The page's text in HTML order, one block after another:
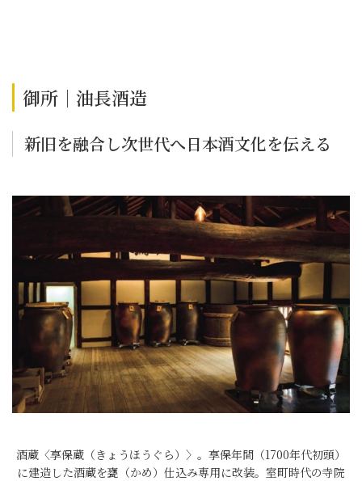
御所｜油長酒造
新旧を融合し次世代へ日本酒文化を伝える
酒蔵〈享保蔵（きょうほうぐら）〉。享保年間（1700年代初頭）
に建造した酒蔵を甕（かめ）仕込み専用に改装。室町時代の寺院